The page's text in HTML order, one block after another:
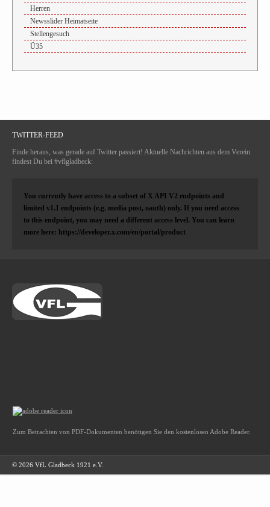
Herren
Newsslider Heimatseite
Stellengesuch
Ü35
TWITTER-FEED
Finde heraus, was gerade auf Twitter passiert! Aktuelle Nachrichten aus dem Verein
findest Du bei #vflgladbeck:
You currently have access to a subset of X API V2 endpoints and
limited v1.1 endpoints (e.g. media post, oauth) only. If you need access
to this endpoint, you may need a different access level. You can learn
more here: https://developer.x.com/en/portal/product
Zum Betrachten von PDF-Dokumenten benötigen Sie den kostenlosen Adobe Reader.
© 2026 VfL Gladbeck 1921 e.V.